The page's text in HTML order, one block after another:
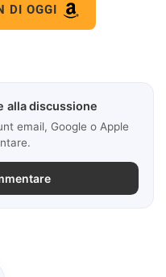
DI OGGI
alla discussione
email, Google o Apple